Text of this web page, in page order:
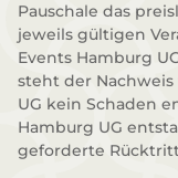
Pauschale das
jeweils gültigen
Events Hamburg
steht der Nachweis
UG kein Schaden
Hamburg UG
geforderte